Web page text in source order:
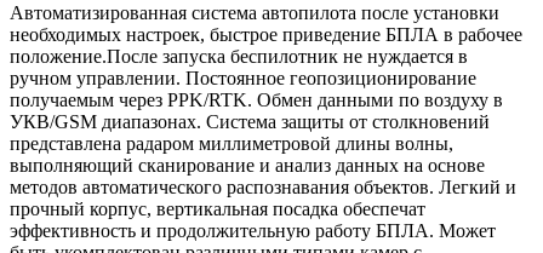
Автоматизированная система автопилота после установки
необходимых настроек, быстрое приведение БПЛА в рабочее
положение.После запуска беспилотник не нуждается в
ручном управлении. Постоянное геопозиционирование
получаемым через PPK/RTK. Обмен данными по воздуху в
УКВ/GSM диапазонах. Система защиты от столкновений
представлена радаром миллиметровой длины волны,
выполняющий сканирование и анализ данных на основе
методов автоматического распознавания объектов. Легкий и
прочный корпус, вертикальная посадка обеспечат
эффективность и продолжительную работу БПЛА. Может